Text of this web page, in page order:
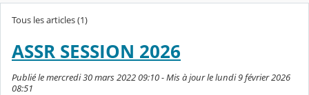
Tous les articles (1)
ASSR SESSION 2026
Publié le mercredi 30 mars 2022 09:10 - Mis à jour le lundi 9 février 2026
08:51